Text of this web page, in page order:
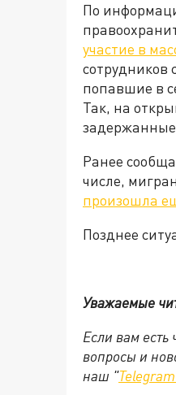
По
участие в
сотрудников
попавшие в
Так, на
Ранее
числе,
произошла
Позднее
Уважаемые
Если вам
вопросы и
наш "